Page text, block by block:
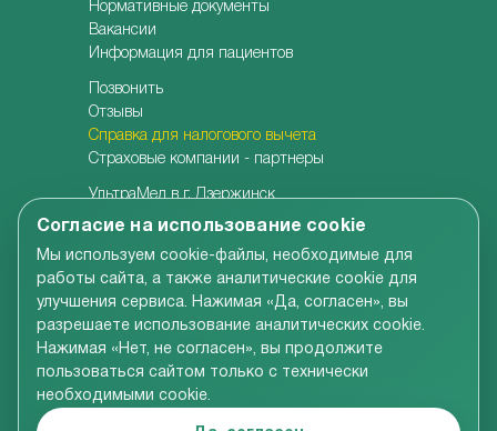
Согласие на использование cookie
Мы используем cookie-файлы, необходимые для
работы сайта, а также аналитические cookie для
улучшения сервиса. Нажимая «Да, согласен», вы
разрешаете использование аналитических cookie.
Нажимая «Нет, не согласен», вы продолжите
пользоваться сайтом только с технически
необходимыми cookie.
Нормативные документы
Вакансии
Информация для пациентов
Позвонить
Отзывы
Справка для налогового вычета
Страховые компании - партнеры
УльтраМед в г. Дзержинск
УльтраМед в г. Кстово
Центр медицины плода
Центр врачебной косметологии
Семейная стоматология
Детская адаптивная стоматология
Вся информация, размещенная на сайте компании,